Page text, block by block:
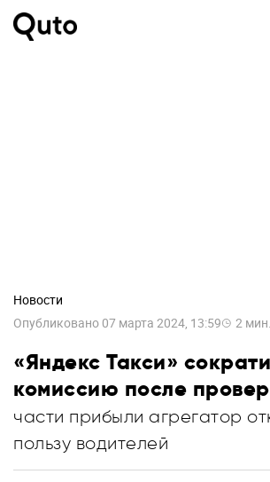
Новости
Опубликовано 07 марта 2024, 13:59 2 мин.
«Яндекс Такси»
комиссию после
части прибыли агрегатор
пользу водителей